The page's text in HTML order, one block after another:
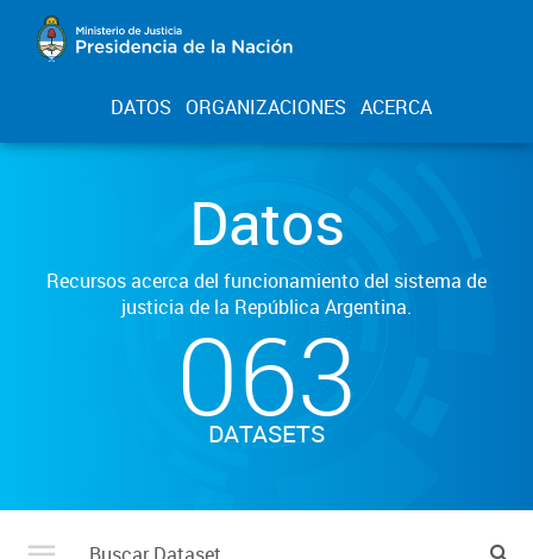
DATOS ORGANIZACIONES ACERCA
Datos
Recursos acerca del funcionamiento del sistema de
justicia de la República Argentina.
063
DATASETS